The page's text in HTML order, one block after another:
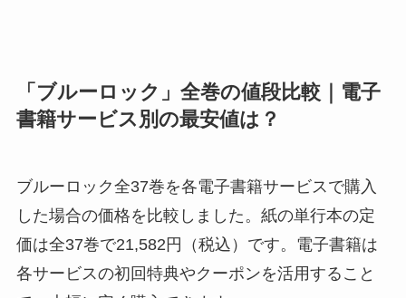
「ブルーロック」全巻の値段比較｜電子
書籍サービス別の最安値は？
ブルーロック全37巻を各電子書籍サービスで購入
した場合の価格を比較しました。紙の単行本の定
価は全37巻で21,582円（税込）です。電子書籍は
各サービスの初回特典やクーポンを活用すること